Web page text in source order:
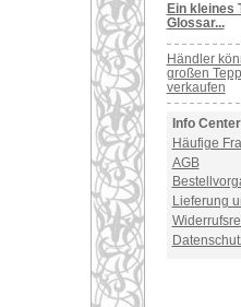
Ein kleines
Glossar...
Händler
großen
verkaufen
Info Center
Häufige
AGB
Lieferung